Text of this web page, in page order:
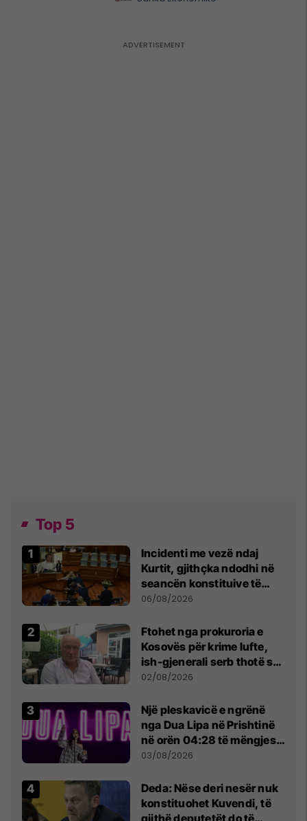
Top 5
Incidenti me vezë ndaj
Kurtit, gjithçka ndodhi në
seancën konstituive të
Kuvendit
06/08/2026
Ftohet nga prokuroria e
Kosovës për krime lufte,
ish-gjenerali serb thotë se
dikush e tradhtoi në
02/08/2026
Një pleskavicë e ngrënë
nga Dua Lipa në Prishtinë
në orën 04:28 të mëngjesit
- dhe bota digjitale serbe
03/08/2026
Deda: Nëse deri nesër nuk
konstituohet Kuvendi, të
gjithë deputetët do të